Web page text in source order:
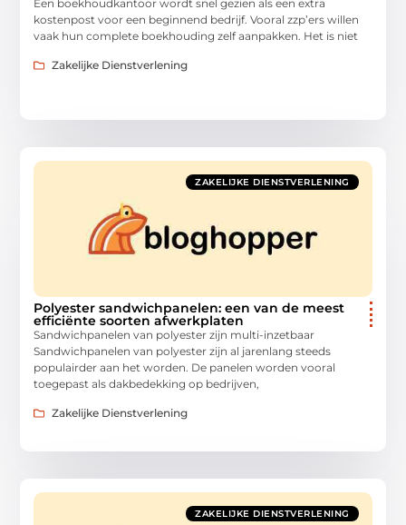
Een boekhoudkantoor wordt snel gezien als een extra
kostenpost voor een beginnend bedrijf. Vooral zzp’ers willen
vaak hun complete boekhouding zelf aanpakken. Het is niet
Zakelijke Dienstverlening
ZAKELIJKE DIENSTVERLENING
Polyester sandwichpanelen: een van de meest
efficiënte soorten afwerkplaten
Sandwichpanelen van polyester zijn multi-inzetbaar
Sandwichpanelen van polyester zijn al jarenlang steeds
populairder aan het worden. De panelen worden vooral
toegepast als dakbedekking op bedrijven,
Zakelijke Dienstverlening
ZAKELIJKE DIENSTVERLENING